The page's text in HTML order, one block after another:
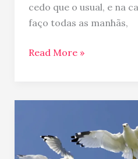
cedo que o usual, e na
faço todas as manhãs,
Read More »
enfrentadas
pelos